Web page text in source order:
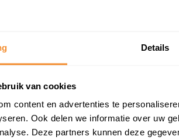
Details
van cookies
content en advertenties te
Ook delen we informatie over uw
Deze partners kunnen deze
158 m2 425